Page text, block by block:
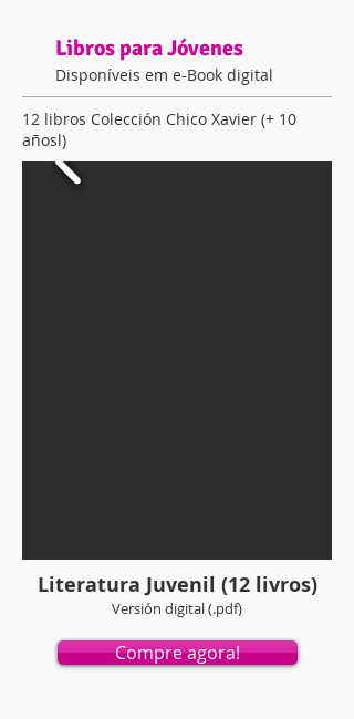
Libros para Jóvenes
Disponíveis em e-Book digital
12 libros Colección Chico Xavier (+ 10
añosl)
Literatura Juvenil (12 livros)
Versión digital (.pdf)
Compre agora!